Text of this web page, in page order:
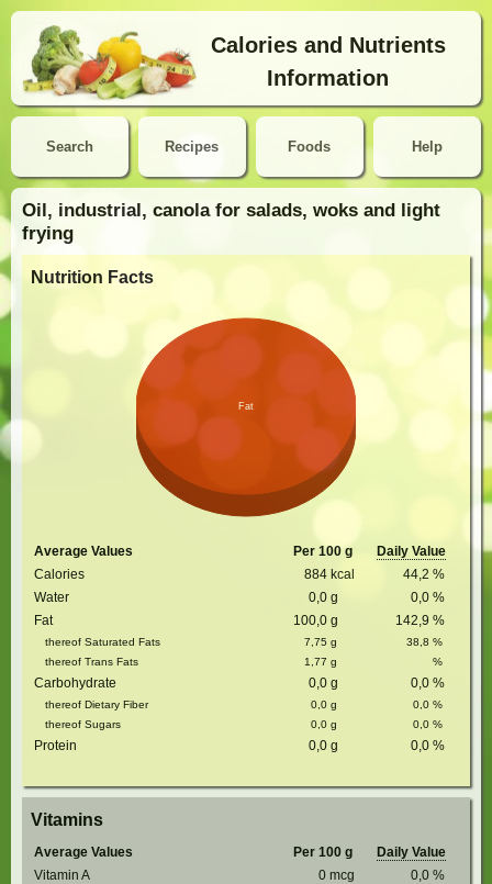
Calories and Nutrients
Information
Search Help
Recipes Foods
Oil, industrial, canola for salads, woks and light
frying
Nutrition Facts
Fat
Average Values Per 100 g
Daily Value
Calories
884 kcal 44,2 %
Water
0,0 g 0,0 %
Fat
100,0 g 142,9 %
thereof Saturated Fats 7,75 g 38,8 %
thereof Trans Fats
1,77 g %
Carbohydrate 0,0 g 0,0 %
thereof Dietary Fiber 0,0 g 0,0 %
thereof Sugars
0,0 g 0,0 %
Protein 0,0 g 0,0 %
Vitamins
Average Values Per 100 g
Daily Value
Vitamin A
0 mcg 0,0 %